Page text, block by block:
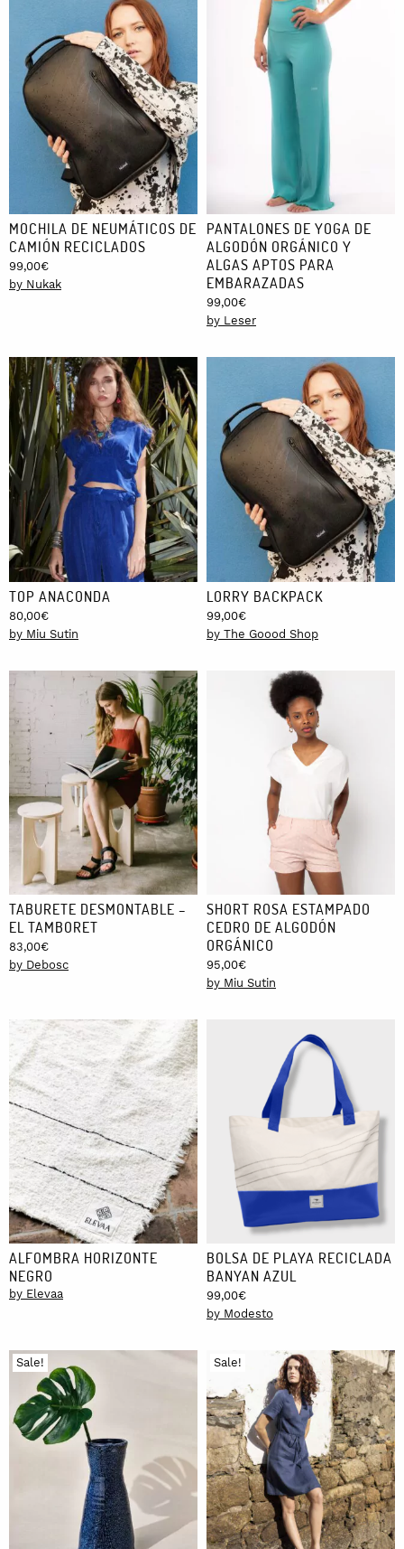
MOCHILA DE NEUMÁTICOS DE
CAMIÓN RECICLADOS
99,00€
by Nukak
PANTALONES DE YOGA DE
ALGODÓN ORGÁNICO Y
ALGAS APTOS PARA
EMBARAZADAS
99,00€
by Leser
TOP ANACONDA
80,00€
by Miu Sutin
LORRY BACKPACK
99,00€
by The Goood Shop
TABURETE DESMONTABLE –
EL TAMBORET
83,00€
by Debosc
SHORT ROSA ESTAMPADO
CEDRO DE ALGODÓN
ORGÁNICO
95,00€
by Miu Sutin
ALFOMBRA HORIZONTE
NEGRO
by Elevaa
BOLSA DE PLAYA RECICLADA
BANYAN AZUL
99,00€
by Modesto
Sale! Sale!